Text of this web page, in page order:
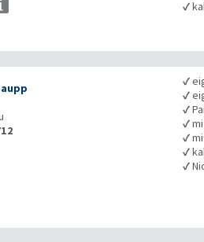
✓
✓
✓
✓
✓
✓
✓
✓